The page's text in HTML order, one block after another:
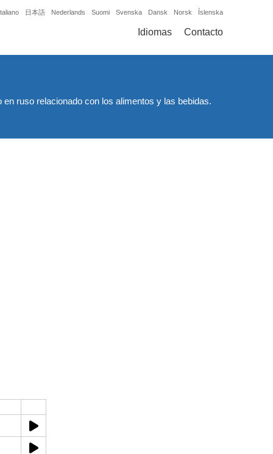
日本語 Nederlands Suomi Svenska Dansk Norsk Íslenska
Idiomas Contacto
ruso relacionado con los alimentos y las bebidas.